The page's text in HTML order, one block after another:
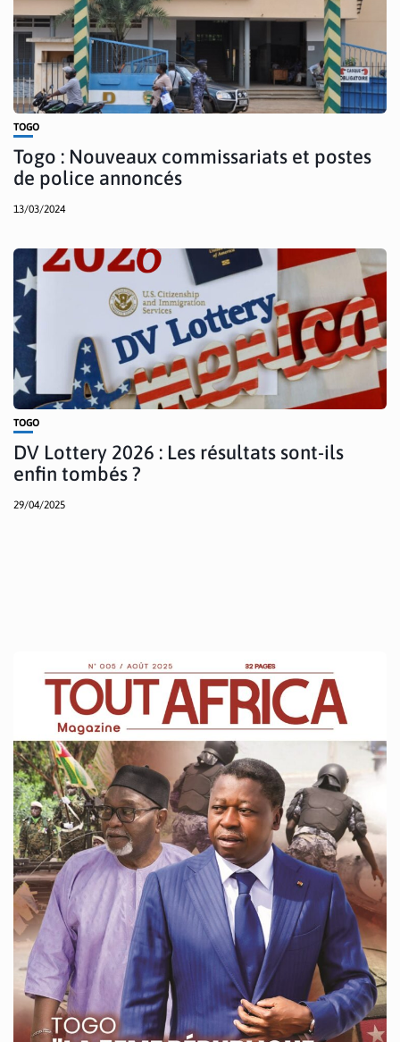
TOGO
Togo : Nouveaux commissariats et postes
de police annoncés
13/03/2024
TOGO
DV Lottery 2026 : Les résultats sont-ils
enfin tombés ?
29/04/2025